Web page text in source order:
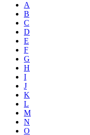
A
B
C
D
E
F
G
H
I
J
K
L
M
N
O